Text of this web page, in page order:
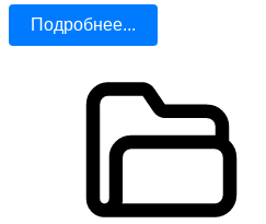
Подробнее...